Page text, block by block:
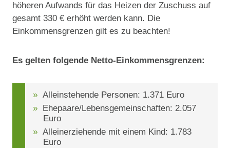
höheren Aufwands für das Heizen der Zuschuss auf
gesamt 330 € erhöht werden kann. Die
Einkommensgrenzen gilt es zu beachten!
Es gelten folgende Netto-Einkommensgrenzen:
Alleinstehende Personen: 1.371 Euro
Ehepaare/Lebensgemeinschaften: 2.057
Euro
Alleinerziehende mit einem Kind: 1.783
Euro